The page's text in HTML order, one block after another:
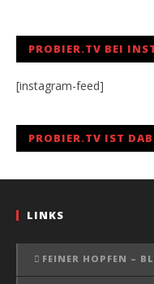
PROBIER.TV BEI
[instagram-feed]
PROBIER.TV IST
LINKS
FEINER HOPFEN –